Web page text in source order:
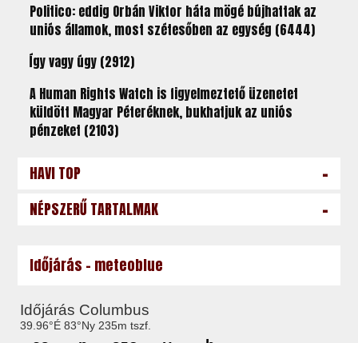
Politico: eddig Orbán Viktor háta mögé bújhattak az
uniós államok, most szétesőben az egység (6444)
Így vagy úgy (2912)
A Human Rights Watch is figyelmeztető üzenetet
küldött Magyar Péteréknek, bukhatjuk az uniós
pénzeket (2103)
HAVI TOP -
NÉPSZERŰ TARTALMAK -
Időjárás - meteoblue